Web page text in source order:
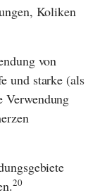
Koliken
von
und starke (als
Verwendung
20